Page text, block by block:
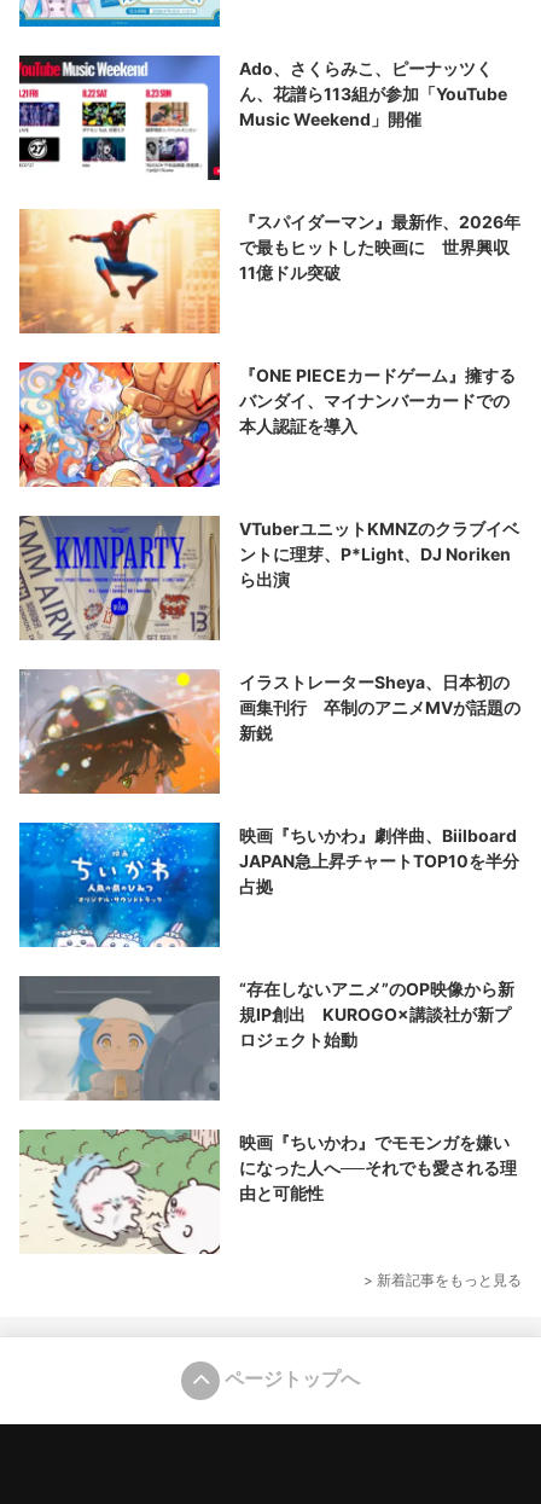
Ado、さくらみこ、ピーナッツく
ん、花譜ら113組が参加「YouTube
Music Weekend」開催
『スパイダーマン』最新作、2026年
で最もヒットした映画に 世界興収
11億ドル突破
『ONE PIECEカードゲーム』擁する
バンダイ、マイナンバーカードでの
本人認証を導入
VTuberユニットKMNZのクラブイベ
ントに理芽、P*Light、DJ Noriken
ら出演
イラストレーターSheya、日本初の
画集刊行 卒制のアニメMVが話題の
新鋭
映画『ちいかわ』劇伴曲、Biilboard
JAPAN急上昇チャートTOP10を半分
占拠
“存在しないアニメ”のOP映像から新
規IP創出 KUROGO×講談社が新プ
ロジェクト始動
映画『ちいかわ』でモモンガを嫌い
になった人へ──それでも愛される理
由と可能性
> 新着記事をもっと見る
ページトップへ